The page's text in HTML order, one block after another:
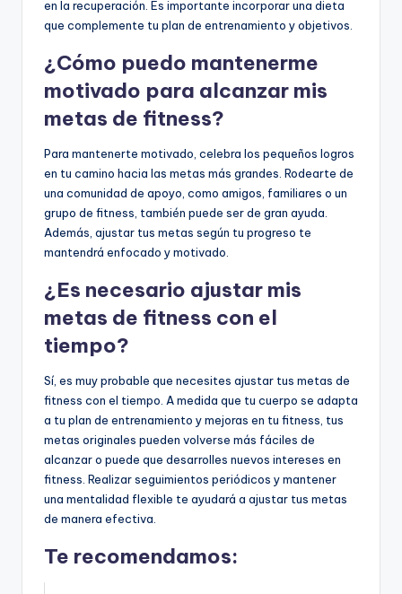
en la recuperación. Es importante incorporar una dieta
que complemente tu plan de entrenamiento y objetivos.
¿Cómo puedo mantenerme
motivado para alcanzar mis
metas de fitness?
Para mantenerte motivado, celebra los pequeños logros
en tu camino hacia las metas más grandes. Rodearte de
una comunidad de apoyo, como amigos, familiares o un
grupo de fitness, también puede ser de gran ayuda.
Además, ajustar tus metas según tu progreso te
mantendrá enfocado y motivado.
¿Es necesario ajustar mis
metas de fitness con el
tiempo?
Sí, es muy probable que necesites ajustar tus metas de
fitness con el tiempo. A medida que tu cuerpo se adapta
a tu plan de entrenamiento y mejoras en tu fitness, tus
metas originales pueden volverse más fáciles de
alcanzar o puede que desarrolles nuevos intereses en
fitness. Realizar seguimientos periódicos y mantener
una mentalidad flexible te ayudará a ajustar tus metas
de manera efectiva.
Te recomendamos: